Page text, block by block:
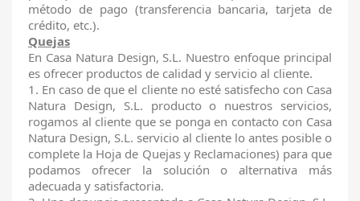
método de pago (transferencia bancaria, tarjeta de
crédito, etc.).
Quejas
En Casa Natura Design, S.L. Nuestro enfoque principal
es ofrecer productos de calidad y servicio al cliente.
1. En caso de que el cliente no esté satisfecho con Casa
Natura Design, S.L. producto o nuestros servicios,
rogamos al cliente que se ponga en contacto con Casa
Natura Design, S.L. servicio al cliente lo antes posible o
complete la Hoja de Quejas y Reclamaciones) para que
podamos ofrecer la solución oalternativa más
adecuada y satisfactoria.